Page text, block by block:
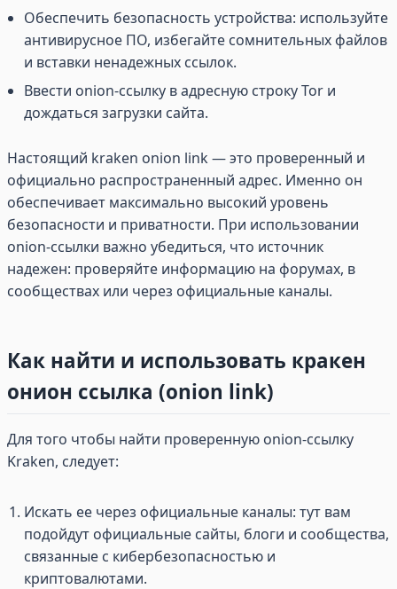
Обеспечить безопасность устройства: используйте
антивирусное ПО, избегайте сомнительных файлов
и вставки ненадежных ссылок.
Ввести onion-ссылку в адресную строку Tor и
дождаться загрузки сайта.
Настоящий kraken onion link — это проверенный и
официально распространенный адрес. Именно он
обеспечивает максимально высокий уровень
безопасности и приватности. При использовании
onion-ссылки важно убедиться, что источник
надежен: проверяйте информацию на форумах, в
сообществах или через официальные каналы.
Как найти и использовать кракен
онион ссылка (onion link)
Для того чтобы найти проверенную onion-ссылку
Kraken, следует:
Искать ее через официальные каналы: тут вам
подойдут официальные сайты, блоги и сообщества,
связанные с кибербезопасностью и
криптовалютами.